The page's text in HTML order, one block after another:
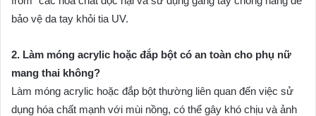
bảo vệ da tay khỏi tia UV.
2. Làm móng acrylic hoặc đắp bột có an toàn cho phụ nữ
mang thai không?
Làm móng acrylic hoặc đắp bột thường liên quan đến việc sử
dụng hóa chất mạnh với mùi nồng, có thể gây khó chịu và ảnh